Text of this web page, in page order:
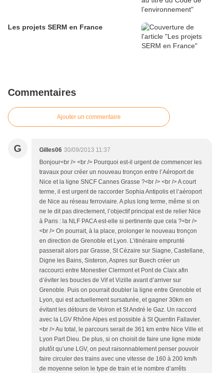
Les projets SERM en France
Commentaires
Ajouter un commentaire
G Gilles06 30/09/2013 11:37
Bonjour<br /> <br /> Pourquoi est-il urgent de commencer les
travaux pour créer un nouveau tronçon entre l’Aéroport de
Nice et la ligne SNCF Cannes Grasse ?<br /> <br /> A court
terme, il est urgent de raccorder Sophia Antipolis et l’aéroport
de Nice au réseau ferroviaire. A plus long terme, même si on
ne le dit pas directement, l’objectif principal est de relier Nice
à Paris : la NLF PACA est-elle si pertinente que cela ?<br />
<br /> On pourrait, à la place, prolonger le nouveau tronçon
en direction de Grenoble et Lyon. L’itinéraire emprunté
passerait alors par Grasse, St Cézaire sur Siagne, Castellane,
Digne les Bains, Sisteron, Aspres sur Buech créer un
raccourci entre Monestier Clermont et Pont de Claix afin
d’éviter les boucles de Vif et Vizille avant d’arriver sur
Grenoble. Puis on pourrait doubler la ligne entre Grenoble et
Lyon, qui est actuellement sursaturée, et gagner 30km en
évitant les détours de Voiron et St André le Gaz. Un raccord
avec la LGV Rhône Alpes est possible à St Quentin Fallavier.
<br /> Au total, le parcours serait de 361 km entre Nice Ville et
Lyon Part Dieu. De plus, si on choisit de faire une ligne mixte
plutôt qu’une LGV, on peut raisonnablement penser pouvoir
faire circuler des trains avec une vitesse de 160 à 200 km/h
de moyenne selon le type de train et le nombre d’arrêts